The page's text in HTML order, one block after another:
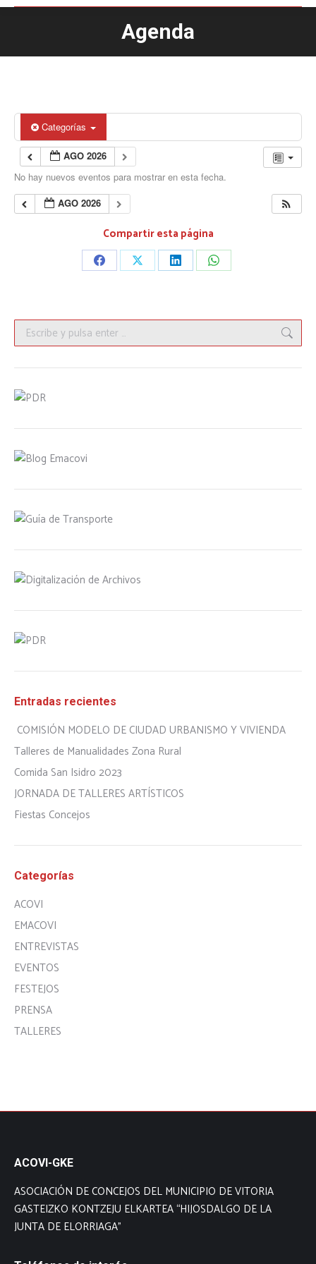
Agenda
Estás aquí:
Categorías
AGO 2026
No hay nuevos eventos para mostrar en esta fecha.
AGO 2026
Compartir esta página
Share Share Share Share
Buscar:
Entradas recientes
COMISIÓN MODELO DE CIUDAD URBANISMO Y VIVIENDA
Talleres de Manualidades Zona Rural
Comida San Isidro 2023
JORNADA DE TALLERES ARTÍSTICOS
Fiestas Concejos
Categorías
ACOVI
EMACOVI
ENTREVISTAS
EVENTOS
FESTEJOS
PRENSA
TALLERES
ACOVI-GKE
ASOCIACIÓN DE CONCEJOS DEL MUNICIPIO DE VITORIA
GASTEIZKO KONTZEJU ELKARTEA “HIJOSDALGO DE LA
JUNTA DE ELORRIAGA”